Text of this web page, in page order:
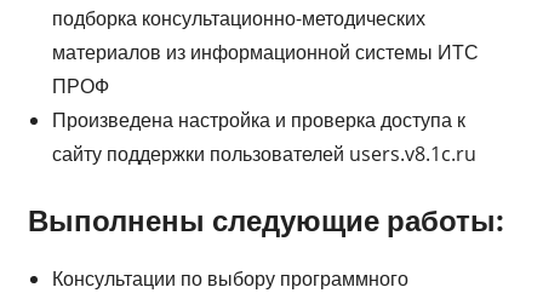
подборка консультационно-методических
материалов из информационной системы ИТС
ПРОФ
Произведена настройка и проверка доступа к
сайту поддержки пользователей users.v8.1c.ru
Выполнены следующие работы:
Консультации по выбору программного